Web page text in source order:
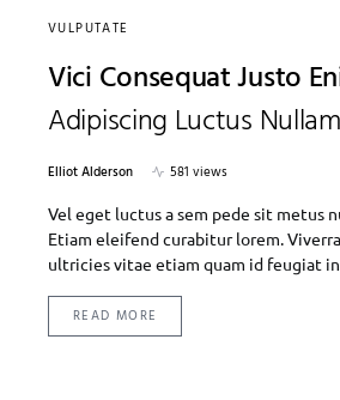
VULPUTATE
Vici Consequat Justo
Adipiscing Luctus
Elliot Alderson
581 views
Vel eget luctus a sem pede sit metus
Etiam eleifend curabitur lorem.
ultricies vitae etiam quam id feugiat
READ MORE